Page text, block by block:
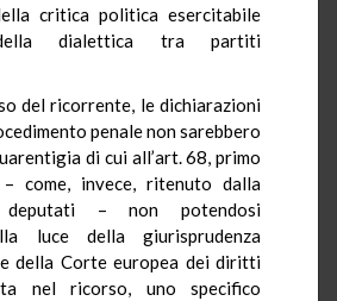
critica politica esercitabile
della dialettica tra partiti
del ricorrente, le dichiarazioni
penale non sarebbero
di cui all’art. 68, primo
– come, invece, ritenuto dalla
deputati – non potendosi
luce della giurisprudenza
della Corte europea dei diritti
nel ricorso, uno specifico